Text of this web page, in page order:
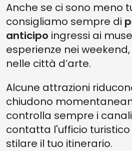
Anche se ci sono meno
consigliamo sempre di
anticipo ingressi ai
esperienze nei
nelle città d’arte.
Alcune attrazioni
chiudono
controlla sempre i
contatta l'ufficio
stilare il tuo itinerario.